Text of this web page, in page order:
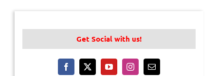
Get Social with us!